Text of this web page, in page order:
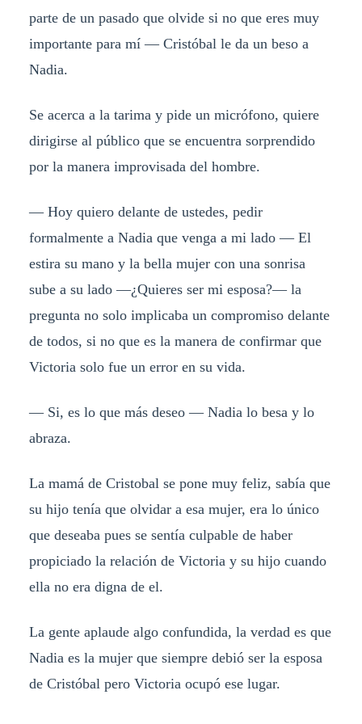
parte de un pasado que olvide si no que eres muy
importante para mí — Cristóbal le da un beso a
Nadia.
Se acerca a la tarima y pide un micrófono, quiere
dirigirse al público que se encuentra sorprendido
por la manera improvisada del hombre.
— Hoy quiero delante de ustedes, pedir
formalmente a Nadia que venga a mi lado — El
estira su mano y la bella mujer con una sonrisa
sube a su lado —¿Quieres ser mi esposa?— la
pregunta no solo implicaba un compromiso delante
de todos, si no que es la manera de confirmar que
Victoria solo fue un error en su vida.
— Si, es lo que más deseo — Nadia lo besa y lo
abraza.
La mamá de Cristobal se pone muy feliz, sabía que
su hijo tenía que olvidar a esa mujer, era lo único
que deseaba pues se sentía culpable de haber
propiciado la relación de Victoria y su hijo cuando
ella no era digna de el.
La gente aplaude algo confundida, la verdad es que
Nadia es la mujer que siempre debió ser la esposa
de Cristóbal pero Victoria ocupó ese lugar.